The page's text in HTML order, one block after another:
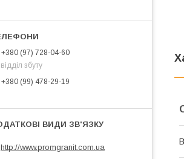
+380 (97) 728-04-60
відділ збуту
+380 (99) 478-29-19
http://www.promgranit.com.ua